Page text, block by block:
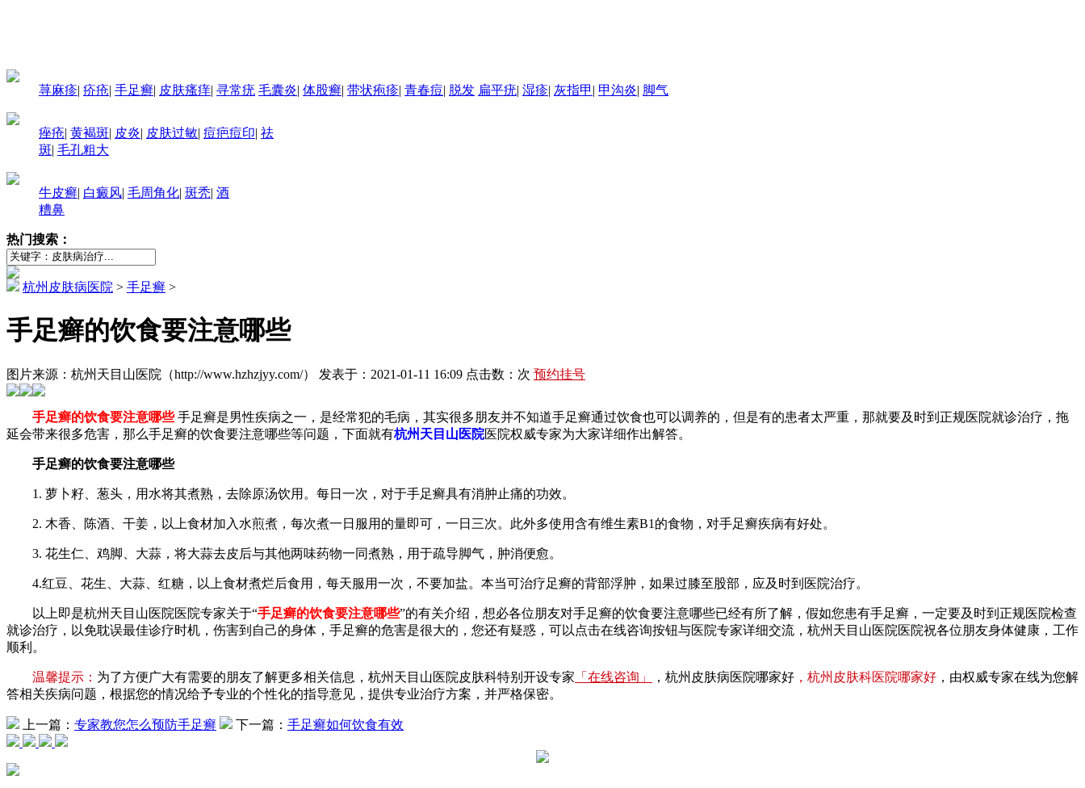
荨麻疹| 疥疮| 手足癣| 皮肤瘙痒| 寻常疣 毛囊炎| 体股癣| 带状疱疹| 青春痘| 脱发 扁平疣| 湿疹| 灰指甲 | 甲沟炎| 脚气
痤疮| 黄褐斑| 皮炎| 皮肤过敏| 痘疤痘印| 祛
斑| 毛孔粗大
牛皮癣| 白癜风| 毛周角化| 斑秃| 酒
糟鼻
热门搜索：
杭州皮肤病医院 > 手足癣 >
手足癣的饮食要注意哪些
图片来源：杭州天目山医院（http://www.hzhzjyy.com/） 发表于：2021-01-11 16:09 点击数： 次 预约挂号
手足癣的饮食要注意哪些手足癣是男性疾病之一，是经常犯的毛病，其实很多朋友并不知道手足癣通过饮食也可以调养的，但是有的患者太严重，那就要及时到正规医院就诊治疗，拖
延会带来很多危害，那么手足癣的饮食要注意哪些等问题，下面就有杭州天目山医院医院权威专家为大家详细作出解答。
手足癣的饮食要注意哪些
1. 萝卜籽、葱头，用水将其煮熟，去除原汤饮用。每日一次，对于手足癣具有消肿止痛的功效。
2. 木香、陈酒、干姜，以上食材加入水煎煮，每次煮一日服用的量即可，一日三次。此外多使用含有维生素B1的食物，对手足癣疾病有好处。
3. 花生仁、鸡脚、大蒜，将大蒜去皮后与其他两味药物一同煮熟，用于疏导脚气，肿消便愈。
4.红豆、花生、大蒜、红糖，以上食材煮烂后食用，每天服用一次，不要加盐。本当可治疗足癣的背部浮肿，如果过膝至股部，应及时到医院治疗。
以上即是杭州天目山医院医院专家关于“手足癣的饮食要注意哪些”的有关介绍，想必各位朋友对手足癣的饮食要注意哪些已经有所了解，假如您患有手足癣，一定要及时到正规医院检查
就诊治疗，以免耽误最佳诊疗时机，伤害到自己的身体，手足癣的危害是很大的，您还有疑惑，可以点击在线咨询按钮与医院专家详细交流，杭州天目山医院医院祝各位朋友身体健康，工作
顺利。
温馨提示： 为了方便广大有需要的朋友了解更多相关信息，杭州天目山医院皮肤科特别开设专家 「在线咨询」 ，杭州皮肤病医院哪家好 ，杭州皮肤科医院哪家好 ，由权威专家在线为您解
答相关疾病问题，根据您的情况给予专业的个性化的指导意见，提供专业治疗方案，并严格保密。
上一篇： 专家教您怎么预防手足癣 下一篇： 手足癣如何饮食有效